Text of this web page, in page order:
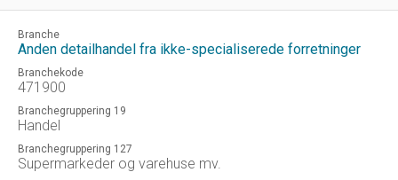
Branche
Anden detailhandel fra ikke-specialiserede forretninger
Branchekode
471900
Branchegruppering 19
Handel
Branchegruppering 127
Supermarkeder og varehuse mv.